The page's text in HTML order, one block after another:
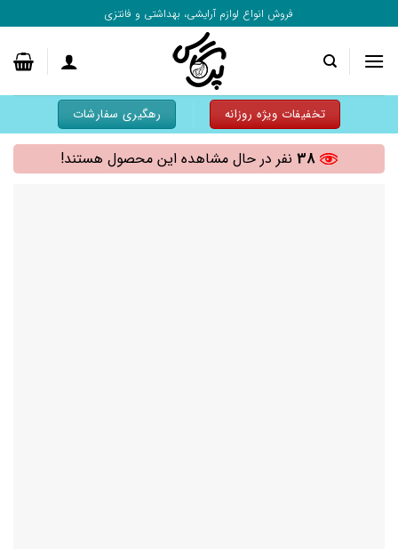
محتوا
بروید
فروش انواع لوازم آرایشی، بهداشتی و فانتزی
تخفیفات ویژه روزانه رهگیری سفارشات
38 نفر در حال مشاهده این محصول هستند!